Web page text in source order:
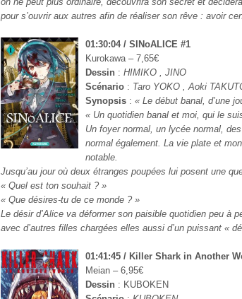
pour s’ouvrir aux autres afin de réaliser son rêve : avoir
01:30:04 / SINoALICE #1
Kurokawa – 7,65€
Dessin : HIMIKO , JINO
Scénario : Taro YOKO , Aoki
Synopsis : « Le début banal, d’une
« Un quotidien banal et moi, qui le
Un foyer normal, un lycée normal,
normal également. La vie plate et
notable.
Jusqu’au jour où deux étranges poupées lui posent une
« Quel est ton souhait ? »
« Que désires-tu de ce monde ? »
Le désir d’Alice va déformer son paisible quotidien peu à
avec d’autres filles chargées elles aussi d’un puissant «
01:41:45 / Killer Shark in Another
Meian – 6,95€
Dessin : KUBOKEN